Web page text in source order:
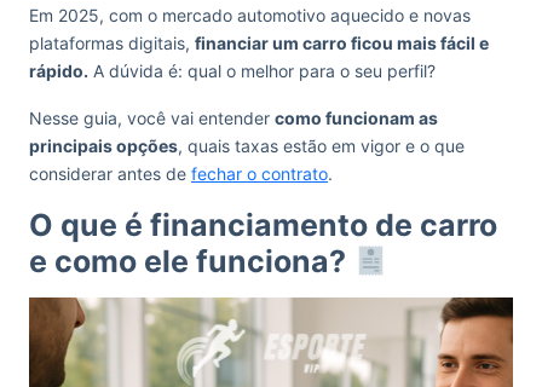
Em 2025, com o mercado automotivo aquecido e novas
plataformas digitais, financiar um carro ficou mais fácil e
rápido. A dúvida é: qual o melhor para o seu perfil?
Nesse guia, você vai entender como funcionam as
principais opções, quais taxas estão em vigor e o que
considerar antes de fechar o contrato.
O que é financiamento de carro
e como ele funciona?